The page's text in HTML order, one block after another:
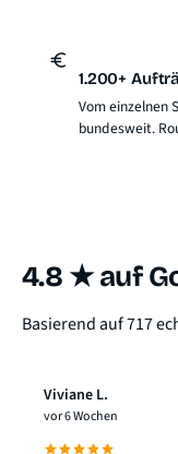
1.200+
Vom einzelnen
bundesweit.
4.8 ★ auf
Basierend auf 717
Viviane L.
vor 6 Wochen